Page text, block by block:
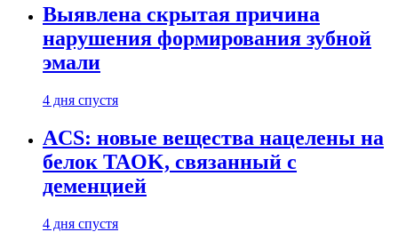
Выявлена скрытая причина
нарушения формирования зубной
эмали
4 дня спустя
ACS: новые вещества нацелены на
белок TAOK, связанный с
деменцией
4 дня спустя